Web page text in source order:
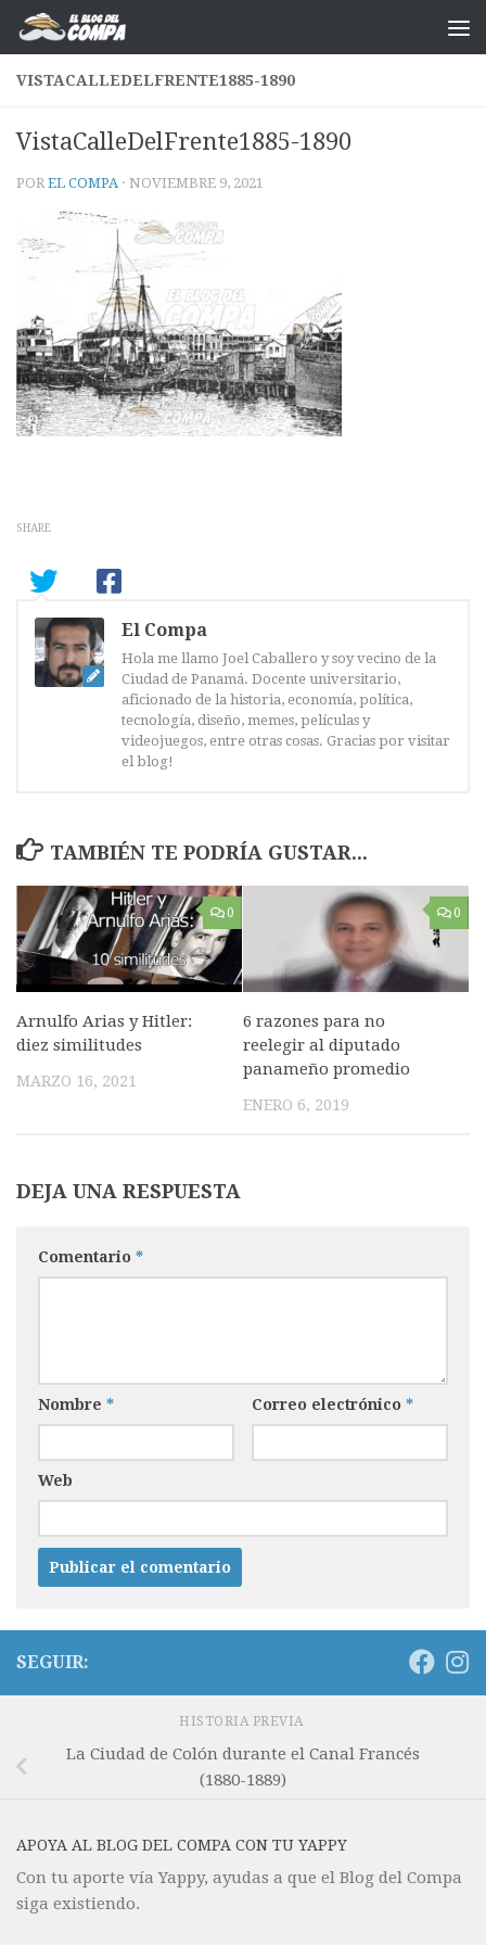
Saltar al contenido
VISTACALLEDELFRENTE1885-1890
VistaCalleDelFrente1885-1890
POR EL COMPA · NOVIEMBRE 9, 2021
SHARE
El Compa
Hola me llamo Joel Caballero y soy vecino de la
Ciudad de Panamá. Docente universitario,
aficionado de la historia, economía, política,
tecnología, diseño, memes, películas y
videojuegos, entre otras cosas. Gracias por visitar
el blog!
TAMBIÉN TE PODRÍA GUSTAR...
0
Arnulfo Arias y Hitler:
diez similitudes
MARZO 16, 2021
0
6 razones para no
reelegir al diputado
panameño promedio
ENERO 6, 2019
DEJA UNA RESPUESTA
Comentario *
Nombre * Correo electrónico *
Web
SEGUIR:
HISTORIA PREVIA
La Ciudad de Colón durante el Canal Francés
(1880-1889)
APOYA AL BLOG DEL COMPA CON TU YAPPY
Con tu aporte vía Yappy, ayudas a que el Blog del Compa
siga existiendo.